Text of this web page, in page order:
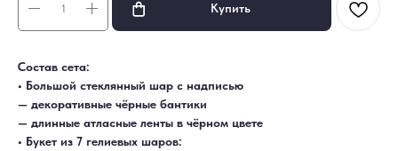
Купить
Состав сета:
• Большой стеклянный шар с надписью
— декоративные чёрные бантики
— длинные атласные ленты в чёрном цвете
• Букет из 7 гелиевых шаров: